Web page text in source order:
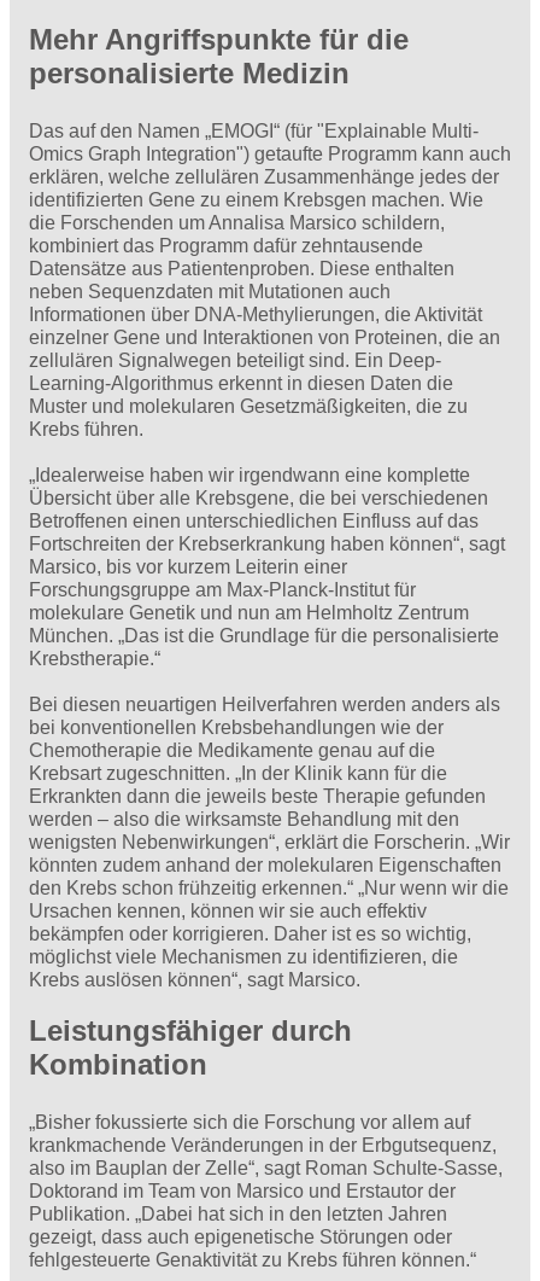
Mehr Angriffspunkte für die
personalisierte Medizin
Das auf den Namen „EMOGI“ (für "Explainable Multi-
Omics Graph Integration") getaufte Programm kann auch
erklären, welche zellulären Zusammenhänge jedes der
identifizierten Gene zu einem Krebsgen machen. Wie
die Forschenden um Annalisa Marsico schildern,
kombiniert das Programm dafür zehntausende
Datensätze aus Patientenproben. Diese enthalten
neben Sequenzdaten mit Mutationen auch
Informationen über DNA-Methylierungen, die Aktivität
einzelner Gene und Interaktionen von Proteinen, die an
zellulären Signalwegen beteiligt sind. Ein Deep-
Learning-Algorithmus erkennt in diesen Daten die
Muster und molekularen Gesetzmäßigkeiten, die zu
Krebs führen.
„Idealerweise haben wir irgendwann eine komplette
Übersicht über alle Krebsgene, die bei verschiedenen
Betroffenen einen unterschiedlichen Einfluss auf das
Fortschreiten der Krebserkrankung haben können“, sagt
Marsico, bis vor kurzem Leiterin einer
Forschungsgruppe am Max-Planck-Institut für
molekulare Genetik und nun am Helmholtz Zentrum
München. „Das ist die Grundlage für die personalisierte
Krebstherapie.“
Bei diesen neuartigen Heilverfahren werden anders als
bei konventionellen Krebsbehandlungen wie der
Chemotherapie die Medikamente genau auf die
Krebsart zugeschnitten. „In der Klinik kann für die
Erkrankten dann die jeweils beste Therapie gefunden
werden – also die wirksamste Behandlung mit den
wenigsten Nebenwirkungen“, erklärt die Forscherin. „Wir
könnten zudem anhand der molekularen Eigenschaften
den Krebs schon frühzeitig erkennen.“ „Nur wenn wir die
Ursachen kennen, können wir sie auch effektiv
bekämpfen oder korrigieren. Daher ist es so wichtig,
möglichst viele Mechanismen zu identifizieren, die
Krebs auslösen können“, sagt Marsico.
Leistungsfähiger durch
Kombination
„Bisher fokussierte sich die Forschung vor allem auf
krankmachende Veränderungen in der Erbgutsequenz,
also im Bauplan der Zelle“, sagt Roman Schulte-Sasse,
Doktorand im Team von Marsico und Erstautor der
Publikation. „Dabei hat sich in den letzten Jahren
gezeigt, dass auch epigenetische Störungen oder
fehlgesteuerte Genaktivität zu Krebs führen können.“